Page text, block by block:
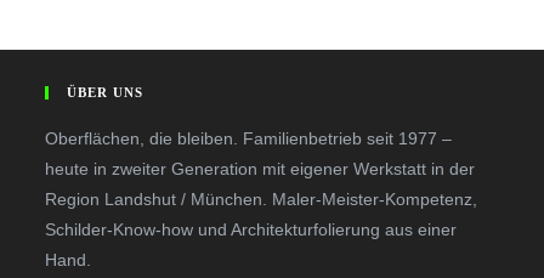
ÜBER UNS
Oberflächen, die bleiben. Familienbetrieb seit 1977 –
heute in zweiter Generation mit eigener Werkstatt in der
Region Landshut / München. Maler-Meister-Kompetenz,
Schilder-Know-how und Architekturfolierung aus einer
Hand.